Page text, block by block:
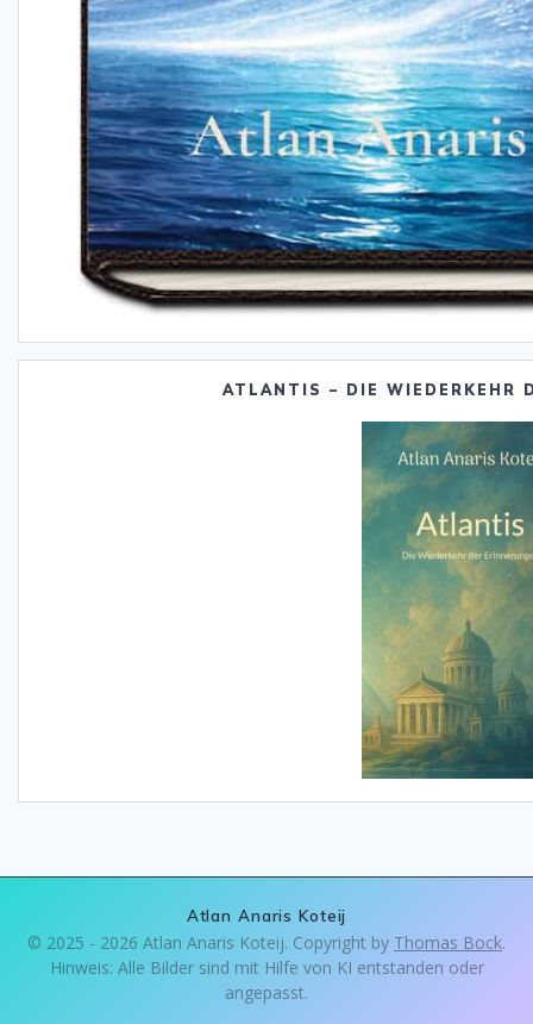
ATLANTIS – DIE WIEDERKEHR
Atlan Anaris Koteij
© 2025 - 2026 Atlan Anaris Koteij. Copyright by Thomas Bock.
Hinweis: Alle Bilder sind mit Hilfe von KI entstanden oder
angepasst.